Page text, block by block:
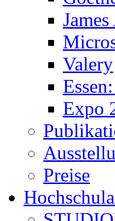
Valery
Expo
Preise